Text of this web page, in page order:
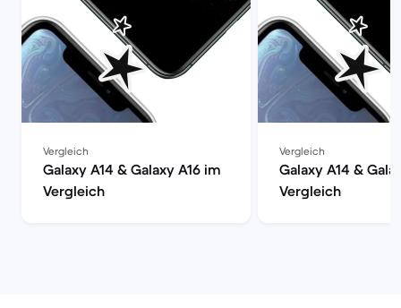
Vergleich
Galaxy A14 & Galaxy A16 im
Vergleich
Vergleich
Galaxy A14 &
Vergleich